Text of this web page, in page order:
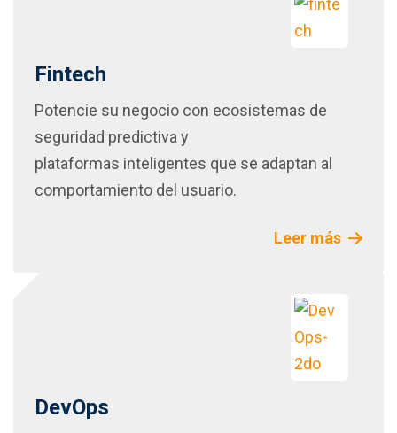
Fintech
Potencie su negocio con ecosistemas de
seguridad predictiva y
plataformas inteligentes que se adaptan al
comportamiento del usuario.
Leer más
DevOps